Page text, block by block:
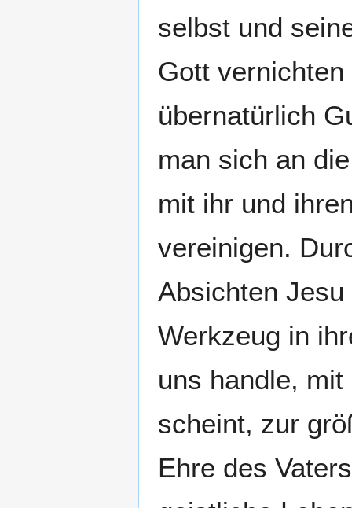
selbst und
Gott
übernatürlich
man sich an
mit ihr und
vereinigen.
Absichten
Werkzeug in
uns handle,
scheint, zur
Ehre des